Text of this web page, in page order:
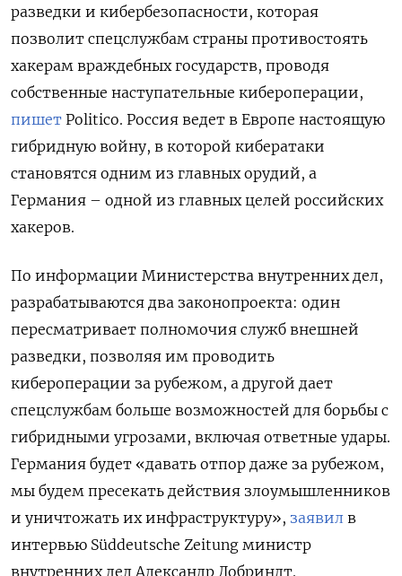
разведки и кибербезопасности, которая
позволит спецслужбам страны противостоять
хакерам враждебных государств, проводя
собственные наступательные кибероперации,
пишет Politico. Россия ведет в Европе настоящую
гибридную войну, в которой кибератаки
становятся одним из главных орудий, а
Германия – одной из главных целей российских
хакеров.
По информации Министерства внутренних дел,
разрабатываются два законопроекта: один
пересматривает полномочия служб внешней
разведки, позволяя им проводить
кибероперации за рубежом, а другой дает
спецслужбам больше возможностей для борьбы с
гибридными угрозами, включая ответные удары.
Германия будет «давать отпор даже за рубежом,
мы будем пресекать действия злоумышленников
и уничтожать их инфраструктуру», заявил в
интервью Süddeutsche Zeitung министр
внутренних дел Александр Добриндт.